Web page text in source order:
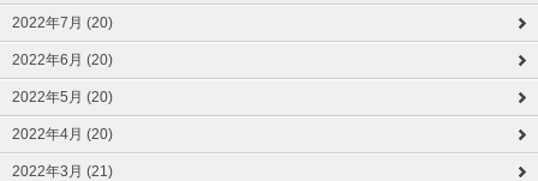
2022年7月 (20)
2022年6月 (20)
2022年5月 (20)
2022年4月 (20)
2022年3月 (21)